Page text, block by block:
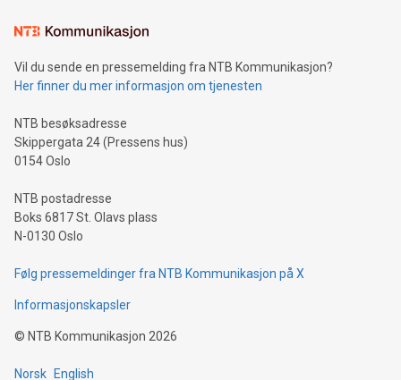
Vil du sende en pressemelding fra NTB Kommunikasjon?
Her finner du mer informasjon om tjenesten
NTB besøksadresse
Skippergata 24 (Pressens hus)
0154 Oslo
NTB postadresse
Boks 6817 St. Olavs plass
N-0130 Oslo
Følg pressemeldinger fra NTB Kommunikasjon på X
Informasjonskapsler
© NTB Kommunikasjon 2026
Norsk English